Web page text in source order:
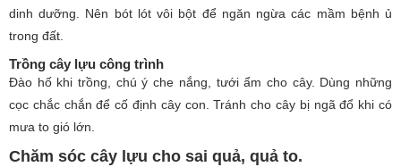
dinh dưỡng. Nên bót lót vôi bột để ngăn ngừa các mầm bệnh ủ
trong đất.
Trồng cây lựu công trình
Đào hố khi trồng, chú ý che nắng, tưới ẩm cho cây. Dùng những
cọc chắc chắn để cố định cây con. Tránh cho cây bị ngã đổ khi có
mưa to gió lớn.
Chăm sóc cây lựu cho sai quả, quả to.